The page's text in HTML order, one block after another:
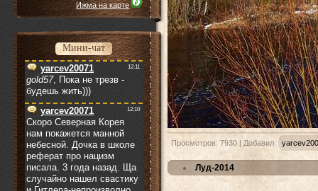
Ижма на карте
Мини-чат
Просмотров: 7930 | Добавил:
Луд-2014